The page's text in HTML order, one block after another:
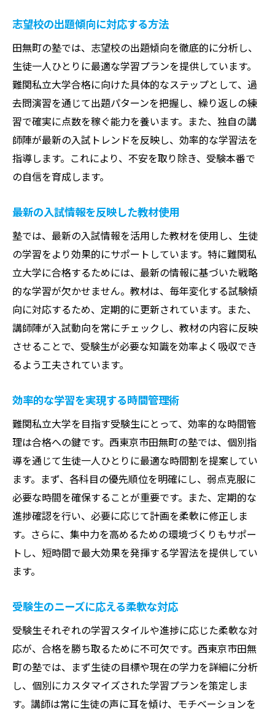
学ぶ力を養う環境作り
自己成長を促す教育方針
長期的な視点でのキャリア支援
学習を通じて身につく自己管理能力
地域に根ざした教育機関としての信頼
未来を見据えた教育の提供
西東京市田無町の塾で提供されるきめ細やかな
サポート体制
生徒を第一に考えたサポート体制
保護者との連携を強化したコミュニケーシ
学習環境の整備と安心の提供
メンタルサポートで不安を解消
進路指導における経験豊富なアドバイス
トータルサポートで受験を成功に導く
塾選びが合否を分ける？田無町の塾の実績に注
目
過去の合格実績が示す信頼性
成功事例から学ぶ合格の秘訣
受験結果に基づくカリキュラムの改良
合格者の体験談に学ぶ受験戦略
選ばれる理由を支える実績
夢をかなえる塾選びのポイント田無町での学習
体験
塾選びの基準となるポイント
体験授業で知る塾の雰囲気
実際に通った生徒の声を参考に
夢を実現するための最適な学習環境
志望校の出題傾向に対応する方法
田無町の塾では、志望校の出題傾向を徹底的に分析し、
生徒一人ひとりに最適な学習プランを提供しています。
難関私立大学合格に向けた具体的なステップとして、過
去問演習を通じて出題パターンを把握し、繰り返しの練
習で確実に点数を稼ぐ能力を養います。また、独自の講
師陣が最新の入試トレンドを反映し、効率的な学習法を
指導します。これにより、不安を取り除き、受験本番で
の自信を育成します。
最新の入試情報を反映した教材使用
塾では、最新の入試情報を活用した教材を使用し、生徒
の学習をより効果的にサポートしています。特に難関私
立大学に合格するためには、最新の情報に基づいた戦略
的な学習が欠かせません。教材は、毎年変化する試験傾
向に対応するため、定期的に更新されています。また、
講師陣が入試動向を常にチェックし、教材の内容に反映
させることで、受験生が必要な知識を効率よく吸収でき
るよう工夫されています。
効率的な学習を実現する時間管理術
難関私立大学を目指す受験生にとって、効率的な時間管
理は合格への鍵です。西東京市田無町の塾では、個別指
導を通じて生徒一人ひとりに最適な時間割を提案してい
ます。まず、各科目の優先順位を明確にし、弱点克服に
必要な時間を確保することが重要です。また、定期的な
進捗確認を行い、必要に応じて計画を柔軟に修正しま
す。さらに、集中力を高めるための環境づくりもサポー
トし、短時間で最大効果を発揮する学習法を提供してい
ます。
受験生のニーズに応える柔軟な対応
受験生それぞれの学習スタイルや進捗に応じた柔軟な対
応が、合格を勝ち取るために不可欠です。西東京市田無
町の塾では、まず生徒の目標や現在の学力を詳細に分析
し、個別にカスタマイズされた学習プランを策定しま
す。講師は常に生徒の声に耳を傾け、モチベーションを